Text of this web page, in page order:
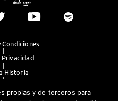
Condiciones
|
|
Historia
|
propias y de terceros para